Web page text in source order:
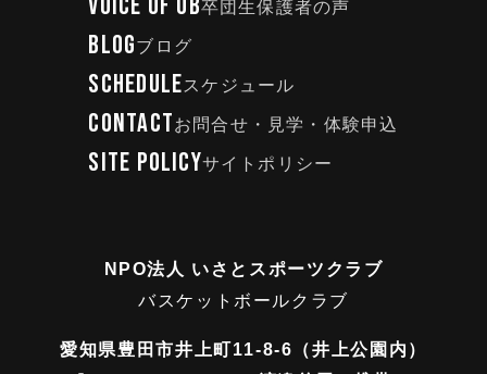
卒団生保護者の声
BLOGブログ
SCHEDULEスケジュール
CONTACTお問合せ・見学・体験申込
SITE POLICYサイトポリシー
NPO法人 いさとスポーツクラブ
バスケットボールクラブ
愛知県豊田市井上町11-8-6（井上公園内）